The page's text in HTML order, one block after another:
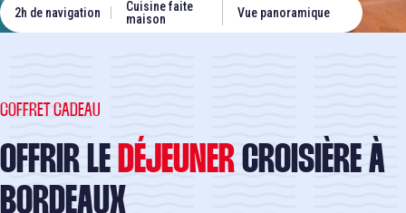
2h de navigation
Cuisine faite
maison
Vue panoramique
COFFRET CADEAU
OFFRIR LE DÉJEUNERCROISIÈRE À
BORDEAUX